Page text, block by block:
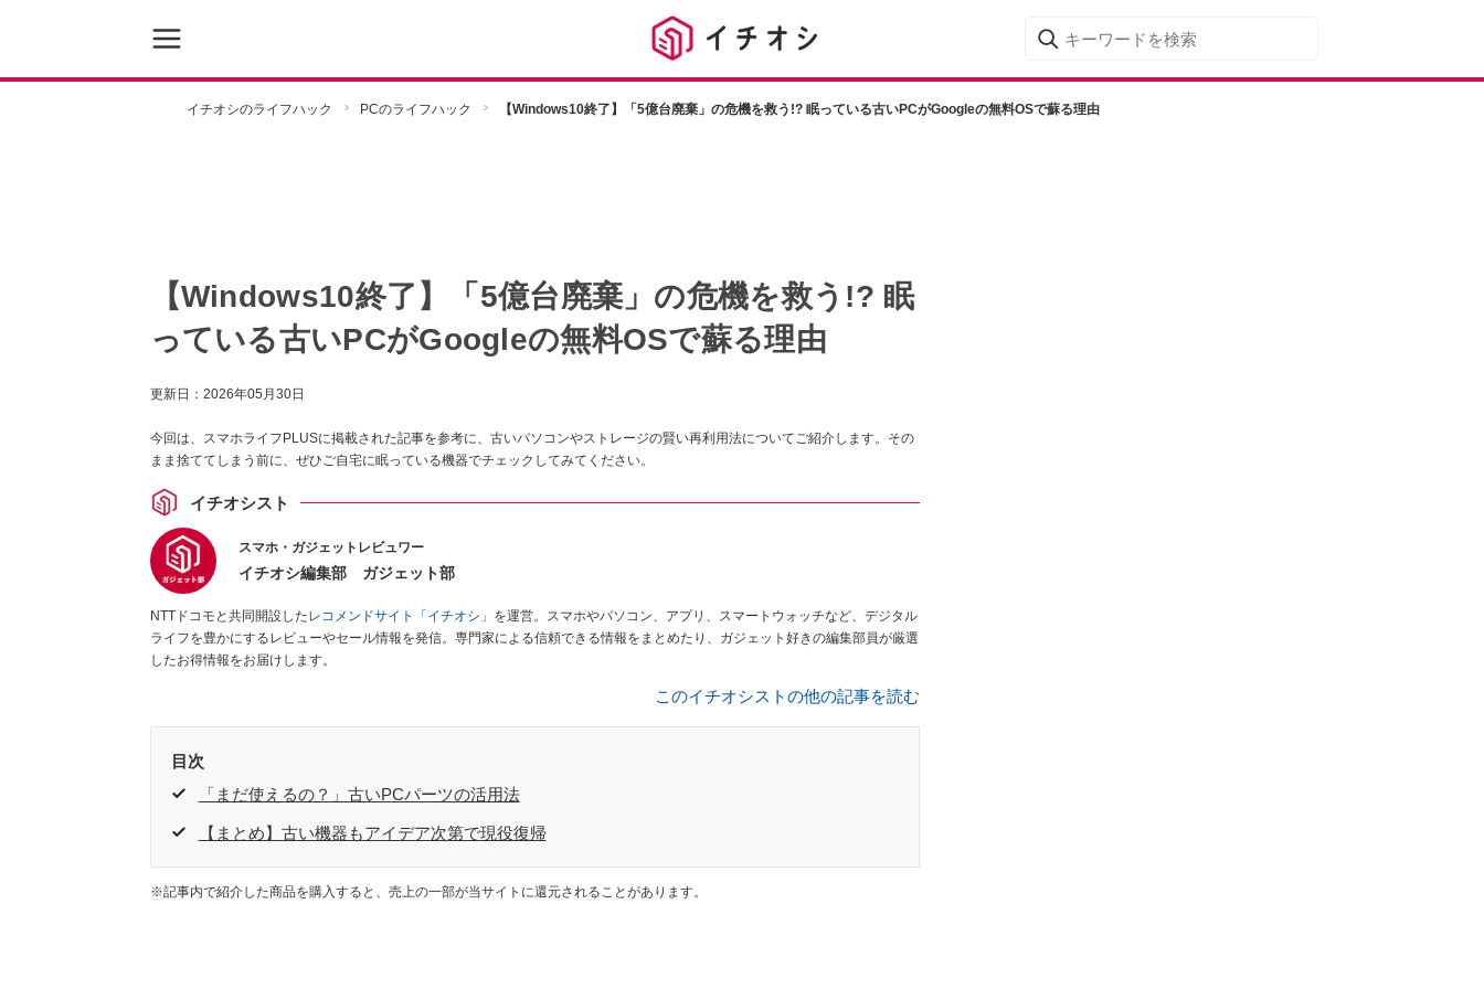
イチオシのライフハック PCのライフハック 【Windows10終了】「5億台廃棄」の危機を救う!? 眠っている古いPCがGoogleの無料OSで蘇る理由
【Windows10終了】「5億台廃棄」の危機を救う!? 眠
っている古いPCがGoogleの無料OSで蘇る理由
更新日： 2026年05月30日
今回は、スマホライフPLUSに掲載された記事を参考に、古いパソコンやストレージの賢い再利用法についてご紹介します。その
まま捨ててしまう前に、ぜひご自宅に眠っている機器でチェックしてみてください。
イチオシスト
スマホ・ガジェットレビュワー
イチオシ編集部 ガジェット部
NTTドコモと共同開設したレコメンドサイト「イチオシ」 を運営。スマホやパソコン、アプリ、スマートウォッチなど、デジタル
ライフを豊かにするレビューやセール情報を発信。専門家による信頼できる情報をまとめたり、ガジェット好きの編集部員が厳選
したお得情報をお届けします。
このイチオシストの他の記事を読む
目次
「まだ使えるの？」古いPCパーツの活用法
【まとめ】古い機器もアイデア次第で現役復帰
※記事内で紹介した商品を購入すると、売上の一部が当サイトに還元されることがあります。